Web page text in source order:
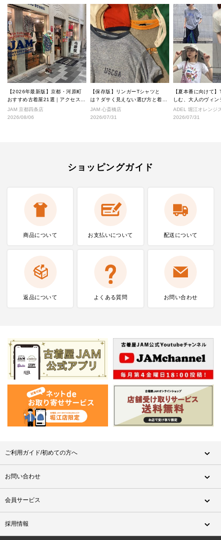
【2026年最新版】京都・河原町
おすすめ古着屋21選｜アクセス良
好な絶対行くべきショップ厳選！
JAM 京都四条店
2026/08/06
【保存版】リンガーTシャツと
は？ダサく見えない選び方と着こ
なし完全ガイド
JAM 心斎橋店
2026/07/31
【夏本番に向けて
しむ、大人のヴィ
ル
ADEL 堀江オレンジ
2026/07/31
ショッピングガイド
商品について お支払いについて 配送について
返品について よくある質問 お問い合わせ
ご利用ガイド/初めての方へ
お問い合わせ
会員サービス
採用情報